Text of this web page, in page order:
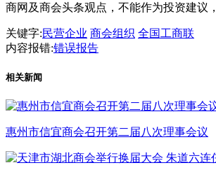
商网及商会头条观点，不能作为投资建议
关键字:民营企业 商会组织 全国工商联
内容报错:错误报告
相关新闻
惠州市信宜商会召开第二届八次理事会议